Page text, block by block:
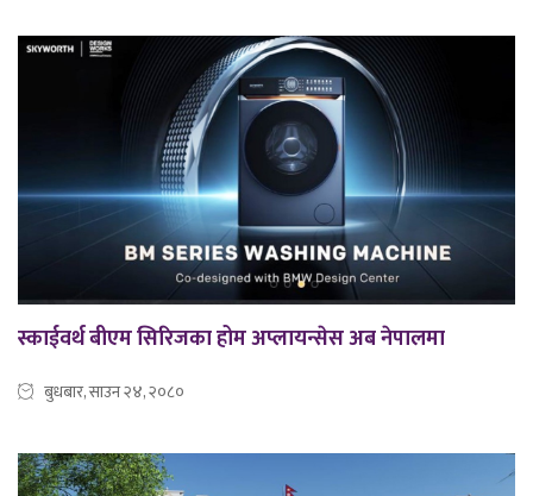
स्काईवर्थ बीएम सिरिजका होम अप्लायन्सेस अब नेपालमा
बुधबार, साउन २४, २०८०